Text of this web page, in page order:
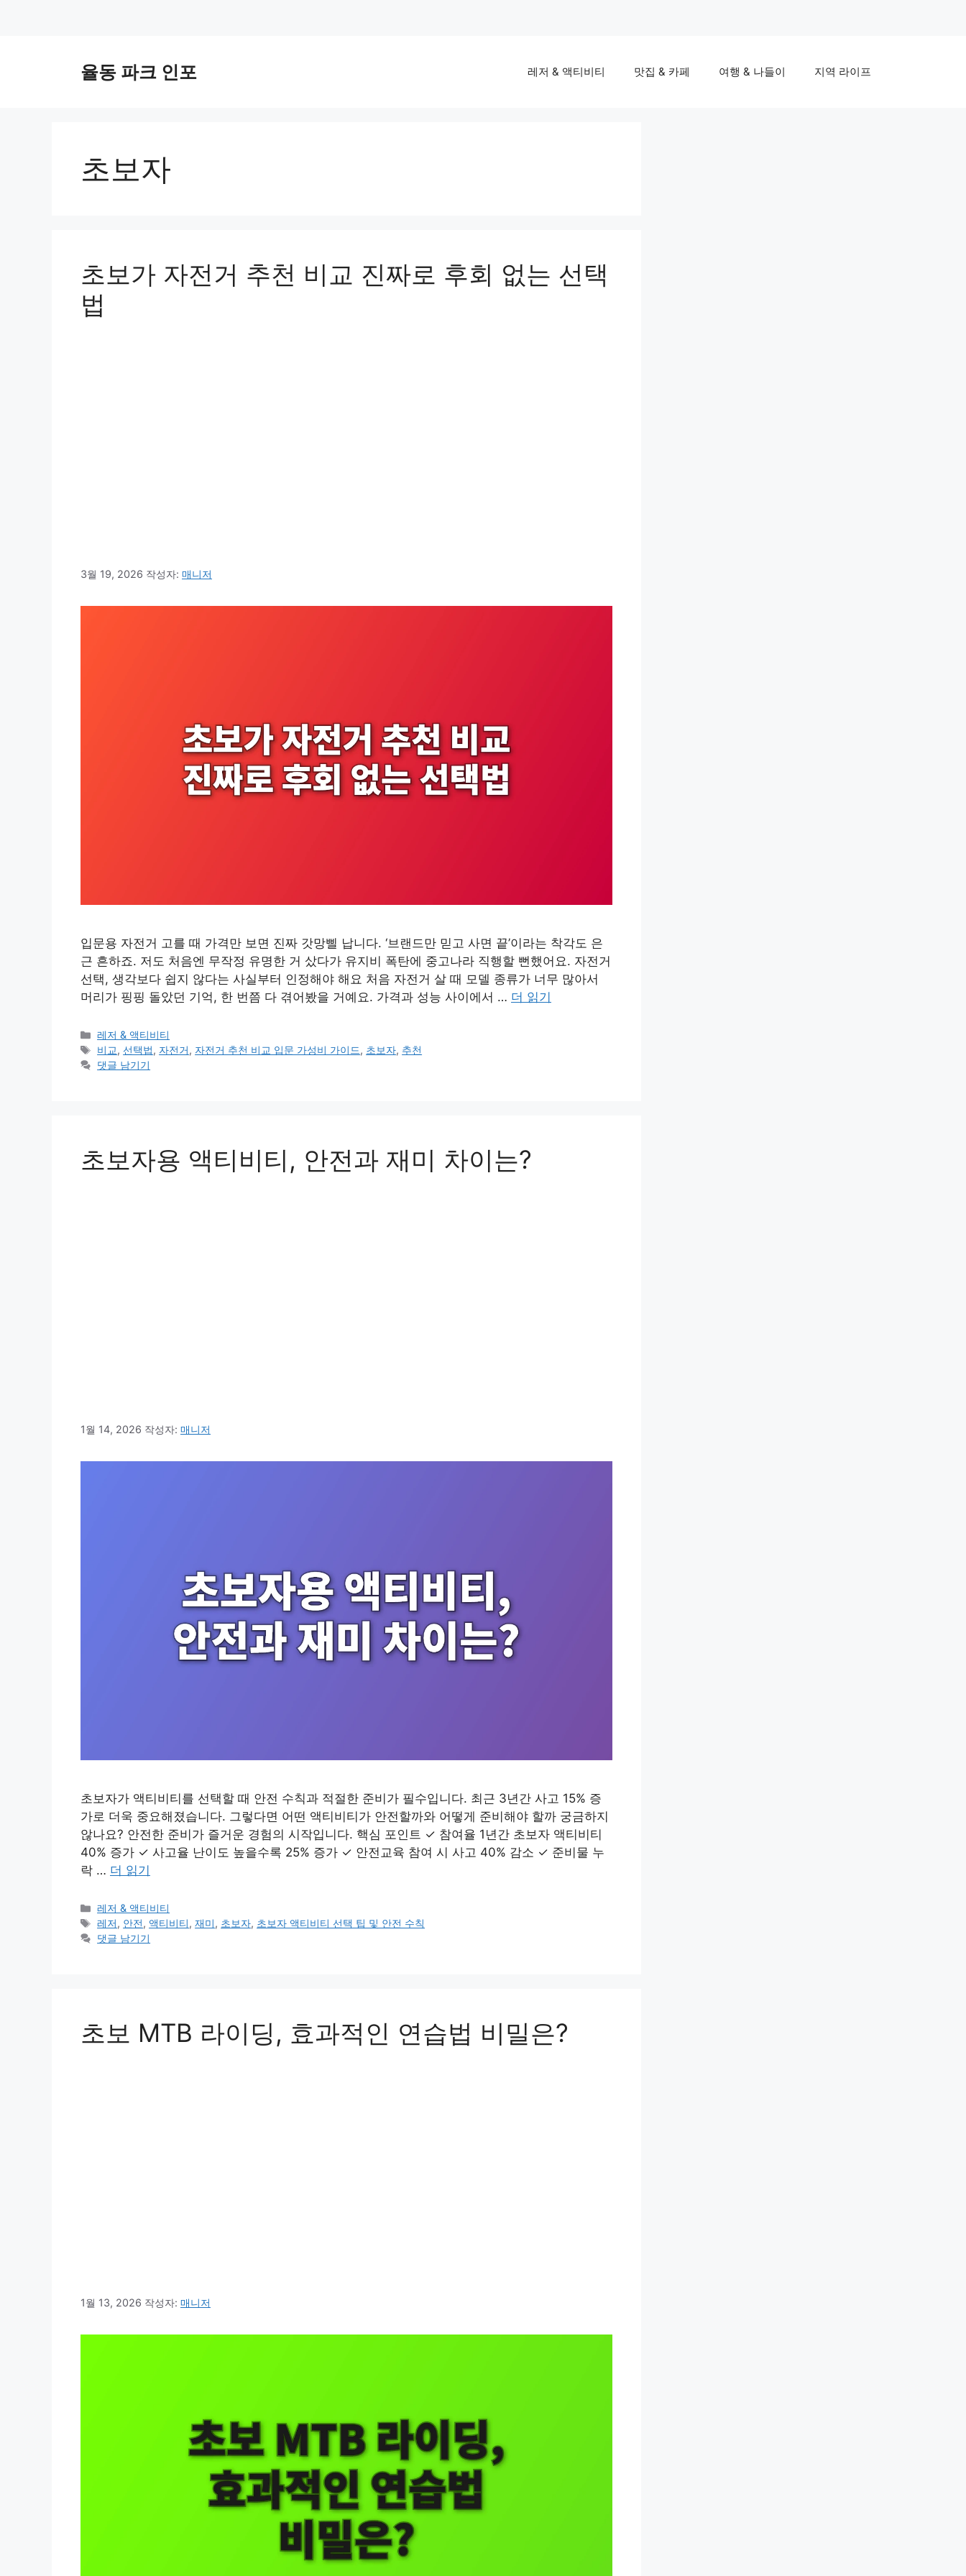
율동 파크 인포 레저 & 액티비티 맛집 & 카페 여행 & 나들이 지역 라이프
초보자
초보가 자전거 추천 비교 진짜로 후회 없는 선택
법
3월 19, 2026 작성자: 매니저
입문용 자전거 고를 때 가격만 보면 진짜 갓망삘 납니다. ‘브랜드만 믿고 사면 끝’이라는 착각도 은
근 흔하죠. 저도 처음엔 무작정 유명한 거 샀다가 유지비 폭탄에 중고나라 직행할 뻔했어요. 자전거
선택, 생각보다 쉽지 않다는 사실부터 인정해야 해요 처음 자전거 살 때 모델 종류가 너무 많아서
머리가 핑핑 돌았던 기억, 한 번쯤 다 겪어봤을 거예요. 가격과 성능 사이에서 … 더 읽기
카
테
고
레저 & 액티비티
태
그
비교,선택법, 자전거, 자전거 추천 비교 입문 가성비 가이드, 초보자, 추천
댓글 남기기
초보자용 액티비티, 안전과 재미 차이는?
1월 14, 2026 작성자: 매니저
초보자가 액티비티를 선택할 때 안전 수칙과 적절한 준비가 필수입니다. 최근 3년간 사고 15% 증
가로 더욱 중요해졌습니다. 그렇다면 어떤 액티비티가 안전할까와 어떻게 준비해야 할까 궁금하지
않나요? 안전한 준비가 즐거운 경험의 시작입니다. 핵심 포인트 ✓ 참여율 1년간 초보자 액티비티
40% 증가 ✓ 사고율 난이도 높을수록 25% 증가 ✓ 안전교육 참여 시 사고 40% 감소 ✓ 준비물 누
락 … 더 읽기
카
테
고
레저 & 액티비티
태
그
레저, 안전, 액티비티,재미, 초보자, 초보자 액티비티 선택 팁 및 안전 수칙
댓글 남기기
초보 MTB 라이딩, 효과적인 연습법 비밀은?
1월 13, 2026 작성자: 매니저